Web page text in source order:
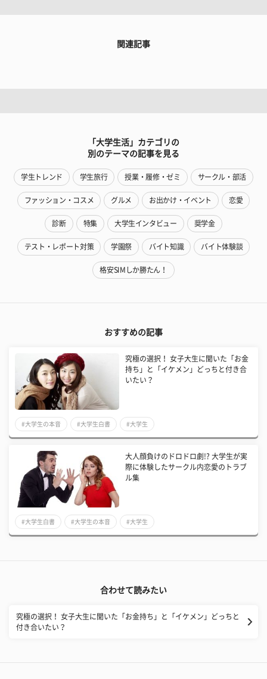
関連記事
「大学生活」カテゴリの
別のテーマの記事を見る
学生トレンド 学生旅行 授業・履修・ゼミ サークル・部活
ファッション・コスメ グルメ お出かけ・イベント 恋愛
診断 特集 大学生インタビュー 奨学金
テスト・レポート対策 学園祭 バイト知識 バイト体験談
格安SIMしか勝たん！
おすすめの記事
究極の選択！ 女子大生に聞いた「お金
持ち」と「イケメン」どっちと付き合
いたい？
#大学生の本音 #大学生白書 #大学生
大人顔負けのドロドロ劇!? 大学生が実
際に体験したサークル内恋愛のトラブ
ル集
#大学生白書 #大学生の本音 #大学生
合わせて読みたい
究極の選択！ 女子大生に聞いた「お金持ち」と「イケメン」どっちと
付き合いたい？